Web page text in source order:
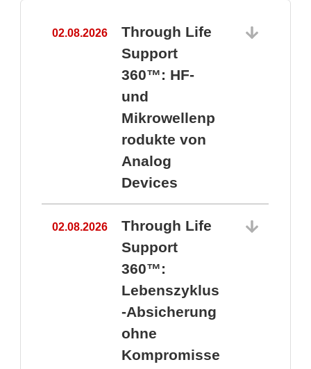
02.08.2026
Through Life
Support
360™: HF-
und
Mikrowellenp
rodukte von
Analog
Devices
02.08.2026
Through Life
Support
360™:
Lebenszyklus
-Absicherung
ohne
Kompromisse